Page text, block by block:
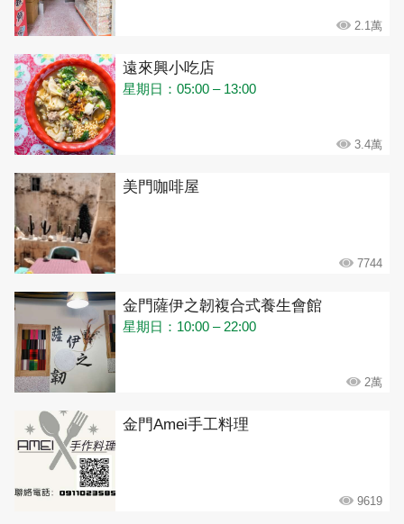
2.1萬
遠來興小吃店
星期日：05:00 – 13:00
3.4萬
美門咖啡屋
7744
金門薩伊之韌複合式養生會館
星期日：10:00 – 22:00
2萬
金門Amei手工料理
9619